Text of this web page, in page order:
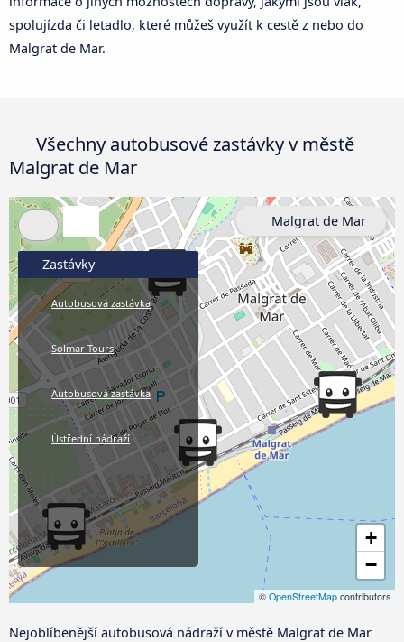
spolujízda či letadlo, které můžeš využít k cestě z nebo do
Malgrat de Mar.
Všechny autobusové zastávky v městě
Malgrat de Mar
+
−
© OpenStreetMap contributors
Zastávky
Autobusová zastávka
Solmar Tours
Autobusová zastávka
Ústřední nádraží
Malgrat de Mar
Nejoblíbenější autobusová nádraží v městě Malgrat de Mar